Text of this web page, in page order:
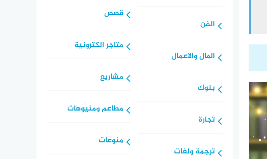
الفن
المال والاعمال
بنوك
تجارة
ترجمة ولغات
قصص
متاجر الكترونية
مشاريع
مطاعم ومنيوهات
منوعات